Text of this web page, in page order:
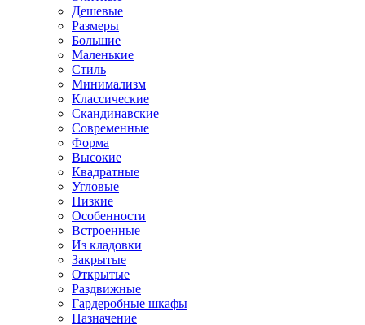
Дешевые
Размеры
Большие
Маленькие
Стиль
Минимализм
Классические
Скандинавские
Современные
Форма
Высокие
Квадратные
Угловые
Низкие
Особенности
Встроенные
Из кладовки
Закрытые
Открытые
Раздвижные
Гардеробные шкафы
Назначение